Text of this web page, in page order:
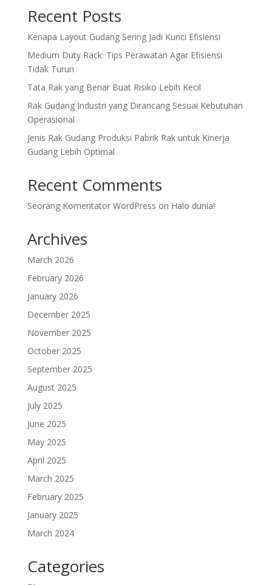
Recent Posts
Kenapa Layout Gudang Sering Jadi Kunci Efisiensi
Medium Duty Rack: Tips Perawatan Agar Efisiensi
Tidak Turun
Tata Rak yang Benar Buat Risiko Lebih Kecil
Rak Gudang Industri yang Dirancang Sesuai Kebutuhan
Operasional
Jenis Rak Gudang Produksi Pabrik Rak untuk Kinerja
Gudang Lebih Optimal
Recent Comments
Seorang Komentator WordPress on Halo dunia!
Archives
March 2026
February 2026
January 2026
December 2025
November 2025
October 2025
September 2025
August 2025
July 2025
June 2025
May 2025
April 2025
March 2025
February 2025
January 2025
March 2024
Categories